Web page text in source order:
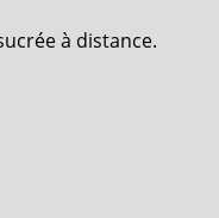
à distance.